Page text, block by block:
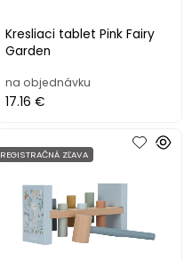
Kresliaci tablet Pink Fairy
Garden
na objednávku
17.16 €
REGISTRAČNÁ ZĽAVA